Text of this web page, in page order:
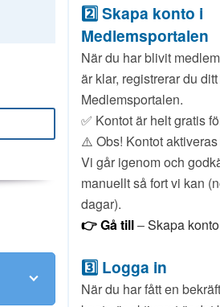
2️⃣ Skapa konto i
Medlemsportalen
När du har blivit
är klar, registrerar du
Medlemsportalen.
✅ Kontot är helt gratis
⚠️ Obs! Kontot
Vi går igenom och
manuellt så fort vi kan
dagar).
👉 Gå till–Skapa
3️⃣ Logga in
När du har fått en